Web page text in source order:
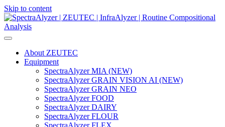
Skip to content
Main
Navigation
About ZEUTEC
Equipment
SpectraAlyzer MIA (NEW)
SpectraAlyzer GRAIN VISION AI (NEW)
SpectraAlyzer GRAIN NEO
SpectraAlyzer FOOD
SpectraAlyzer DAIRY
SpectraAlyzer FLOUR
SpectraAlyzer FLEX